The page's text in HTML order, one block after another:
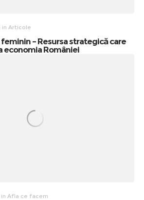
in Articole
– Resursa strategică care
economia României
in Afla ce facem